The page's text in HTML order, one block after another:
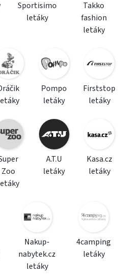
Sportisimo
letáky
Takko
fashion
letáky
Pompo
letáky
Firststop
letáky
Zoo
A.T.U
letáky
Kasa.cz
letáky
Nakup-
nabytek.cz
letáky
4camping
letáky